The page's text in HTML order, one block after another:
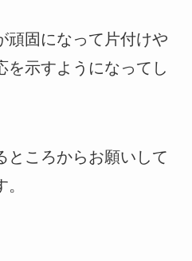
頑固になって片付けや
を示すようになってし
ところからお願いして